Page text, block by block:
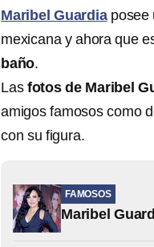
Maribel Guardia posee
mexicana y ahora que
baño.
Lasfotos de Maribel
amigos famosos como
con su figura.
FAMOSOS
Maribel